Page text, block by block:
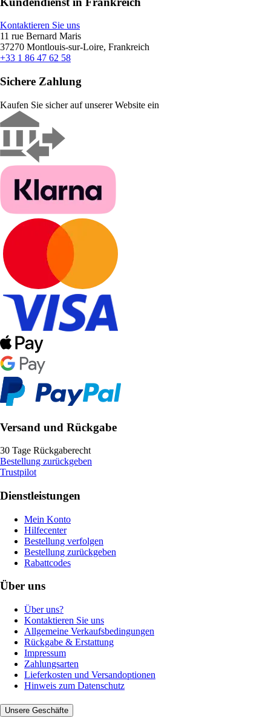
Kontaktieren Sie uns
11 rue Bernard Maris
37270 Montlouis-sur-Loire, Frankreich
+33 1 86 47 62 58
Sichere Zahlung
Kaufen Sie sicher auf unserer Website ein
Versand und Rückgabe
30 Tage Rückgaberecht
Bestellung zurückgeben
Trustpilot
Dienstleistungen
Mein Konto
Hilfecenter
Bestellung verfolgen
Bestellung zurückgeben
Rabattcodes
Über uns
Über uns?
Kontaktieren Sie uns
Allgemeine Verkaufsbedingungen
Rückgabe & Erstattung
Impressum
Zahlungsarten
Lieferkosten und Versandoptionen
Hinweis zum Datenschutz
Unsere Geschäfte